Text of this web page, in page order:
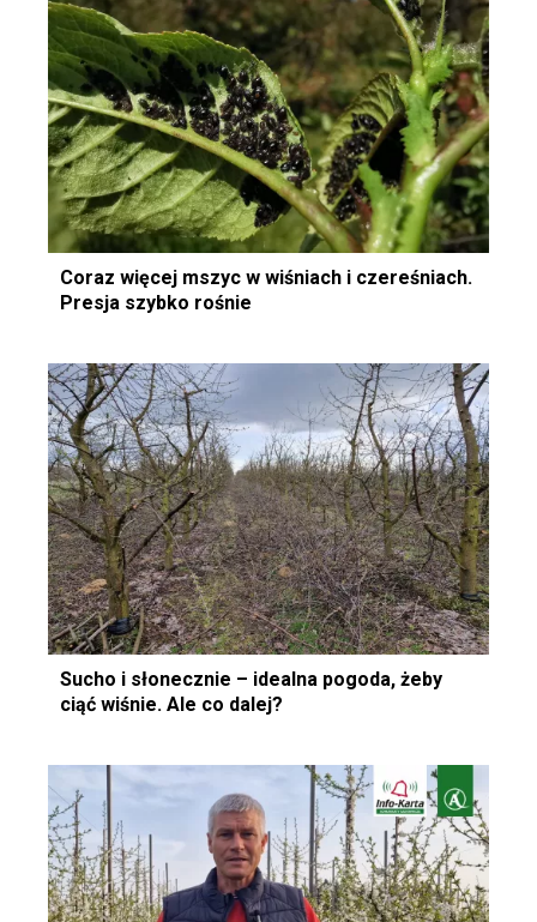
Coraz więcej mszyc w wiśniach i czereśniach.
Presja szybko rośnie
Sucho i słonecznie – idealna pogoda, żeby
ciąć wiśnie. Ale co dalej?